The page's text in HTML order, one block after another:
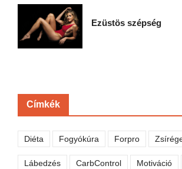
Ezüstös szépség
Címkék
Diéta Fogyókúra Forpro
Lábedzés CarbControl Motiváció